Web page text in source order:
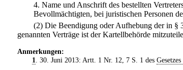
4. Name und Anschrift des bestellten
Bevollmächtigten, bei juristischen Personen
(2) Die Beendigung oder Aufhebung der in §
genannten Verträge ist der Kartellbehörde
Anmerkungen:
1. 30. Juni 2013: Artt. 1 Nr. 12, 7 S. 1 des